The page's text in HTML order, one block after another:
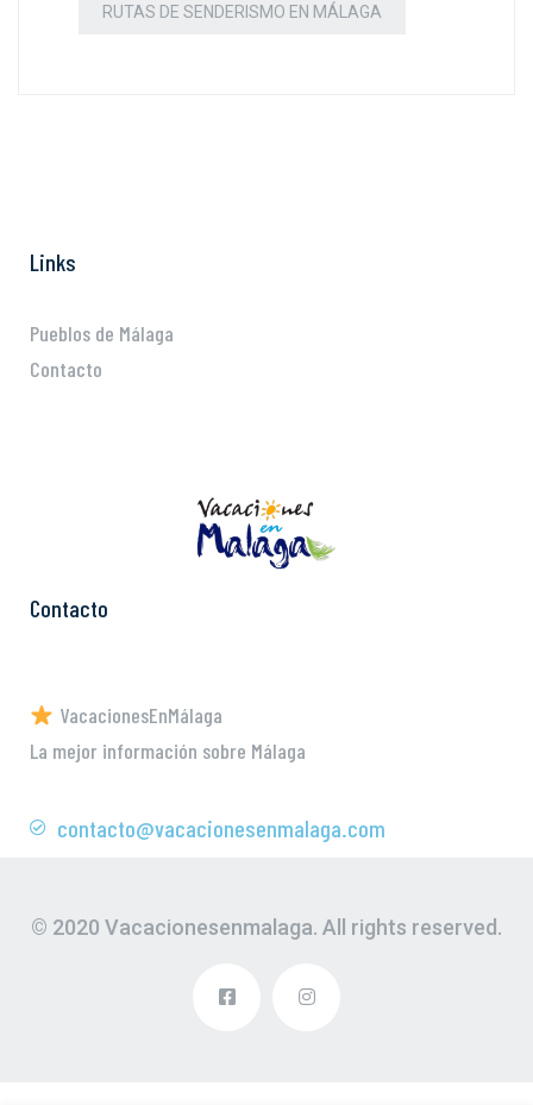
RUTAS DE SENDERISMO EN MÁLAGA
Links
Pueblos de Málaga
Contacto
Contacto
VacacionesEnMálaga
La mejor información sobre Málaga
contacto@vacacionesenmalaga.com
© 2020 Vacacionesenmalaga. All rights reserved.